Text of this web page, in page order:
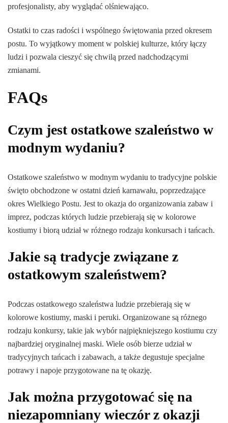
profesjonalisty, aby wyglądać olśniewająco.
Ostatki to czas radości i wspólnego świętowania przed okresem
postu. To wyjątkowy moment w polskiej kulturze, który łączy
ludzi i pozwala cieszyć się chwilą przed nadchodzącymi
zmianami.
FAQs
Czym jest ostatkowe szaleństwo w
modnym wydaniu?
Ostatkowe szaleństwo w modnym wydaniu to tradycyjne polskie
święto obchodzone w ostatni dzień karnawału, poprzedzające
okres Wielkiego Postu. Jest to okazja do organizowania zabaw i
imprez, podczas których ludzie przebierają się w kolorowe
kostiumy i biorą udział w różnego rodzaju konkursach i tańcach.
Jakie są tradycje związane z
ostatkowym szaleństwem?
Podczas ostatkowego szaleństwa ludzie przebierają się w
kolorowe kostiumy, maski i peruki. Organizowane są różnego
rodzaju konkursy, takie jak wybór najpiękniejszego kostiumu czy
najbardziej oryginalnej maski. Wiele osób bierze udział w
tradycyjnych tańcach i zabawach, a także degustuje specjalne
potrawy i napoje przygotowane na tę okazję.
Jak można przygotować się na
niezapomniany wieczór z okazji